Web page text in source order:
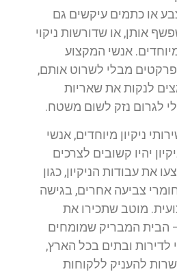
או כתמים עיקשים גם
אותן, או שדורשות ניקוי
אנשי המקצוע
פרקטים מבלי לשרוט אותם,
לנקות את שאריות
לגרום נזק לשום משטח.
ניקיון מיוחדים, אנשי
יהיו קשובים לצרכים
את עבודות הניקיון, כגון
צביעה אחרים, בגישה
מוטב שתכירו את
הבית המבריק שמומחים
לדירות ובתים בכל הארץ,
להעניק ללקוחות